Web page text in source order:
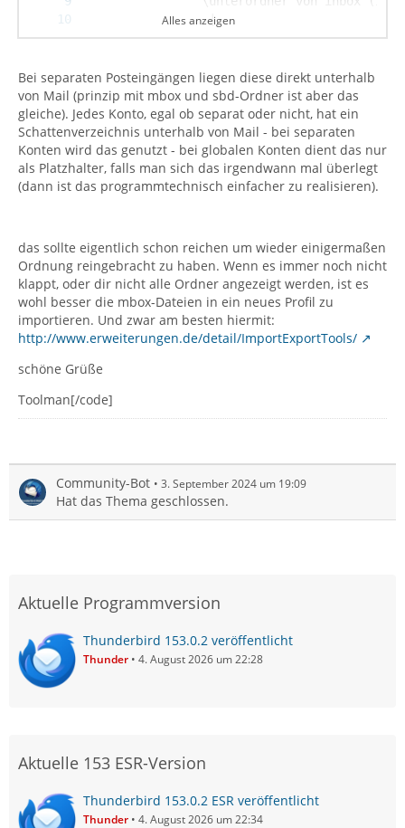
                   \Mbox-Dateien
Alles anzeigen
Bei separaten Posteingängen liegen diese direkt unterhalb
von Mail (prinzip mit mbox und sbd-Ordner ist aber das
gleiche). Jedes Konto, egal ob separat oder nicht, hat ein
Schattenverzeichnis unterhalb von Mail - bei separaten
Konten wird das genutzt - bei globalen Konten dient das nur
als Platzhalter, falls man sich das irgendwann mal überlegt
(dann ist das programmtechnisch einfacher zu realisieren).
das sollte eigentlich schon reichen um wieder einigermaßen
Ordnung reingebracht zu haben. Wenn es immer noch nicht
klappt, oder dir nicht alle Ordner angezeigt werden, ist es
wohl besser die mbox-Dateien in ein neues Profil zu
importieren. Und zwar am besten hiermit:
http://www.erweiterungen.de/detail/ImportExportTools/
schöne Grüße
Toolman[/code]
Community-Bot 3. September 2024 um 19:09
Hat das Thema geschlossen.
Aktuelle Programmversion
Thunderbird 153.0.2 veröffentlicht
Thunder 4. August 2026 um 22:28
Aktuelle 153 ESR-Version
Thunderbird 153.0.2 ESR veröffentlicht
Thunder 4. August 2026 um 22:34